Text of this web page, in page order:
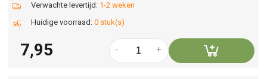
Verwachte levertijd: 1-2 weken
Huidige voorraad: 0 stuk(s)
7,95 +
-